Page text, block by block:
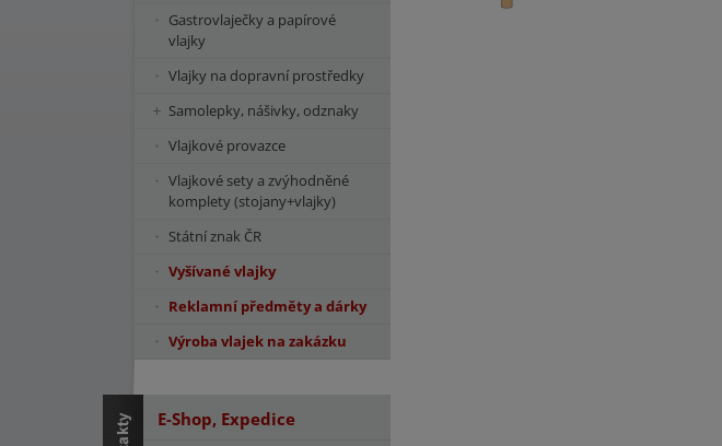
Gastrovlaječky a papírové
vlajky
Vlajky na dopravní prostředky
Samolepky, nášivky, odznaky
Vlajkové provazce
Vlajkové sety a zvýhodněné
komplety (stojany+vlajky)
Státní znak ČR
Vyšívané vlajky
Reklamní předměty a dárky
Výroba vlajek na zakázku
E-Shop, Expedice